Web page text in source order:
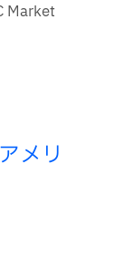
Market
メリ